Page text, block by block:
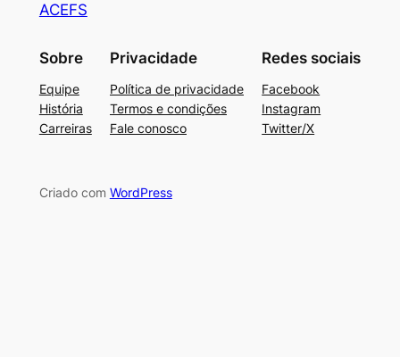
ACEFS
Sobre
Equipe
História
Carreiras
Privacidade
Política de privacidade
Termos e condições
Fale conosco
Redes sociais
Facebook
Instagram
Twitter/X
Criado com WordPress